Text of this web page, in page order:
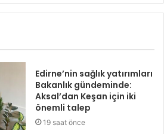
Edirne’nin sağlık yatırımları
Bakanlık gündeminde:
Aksal’dan Keşan için iki
önemli talep
19 saat önce